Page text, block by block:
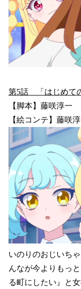
第5話 「はじめて
【脚本】藤咲淳一
【絵コンテ】藤咲
いのりのおじいち
んなが今よりもっ
る町にしたい』と